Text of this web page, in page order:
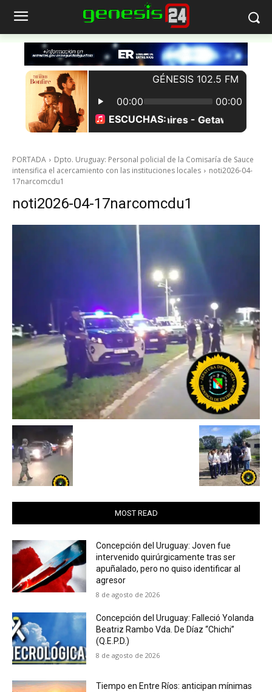
PORTADA
Dpto. Uruguay: Personal policial de la Comisaría de Sauce
intensifica el acercamiento con las instituciones locales
noti2026-04-
17narcomcdu1
noti2026-04-17narcomcdu1
MOST READ
Concepción del Uruguay: Joven fue
intervenido quirúrgicamente tras ser
apuñalado, pero no quiso identificar al
agresor
8 de agosto de 2026
Concepción del Uruguay: Falleció Yolanda
Beatriz Rambo Vda. De Díaz “Chichi”
(Q.E.P.D.)
8 de agosto de 2026
Tiempo en Entre Ríos: anticipan mínimas